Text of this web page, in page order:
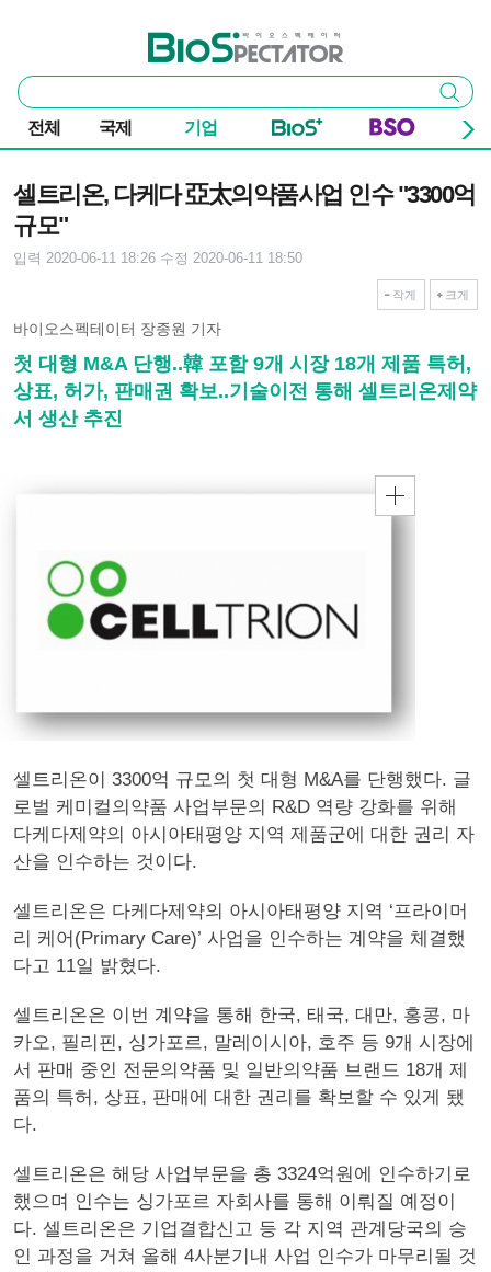
바이오스펙테이터
통
합
검
색
검색
전체 국제 기업
셀트리온, 다케다 亞太의약품사업 인수 "3300억
규모"
입력 2020-06-11 18:26 수정 2020-06-11 18:50
작게 크게
바이오스펙테이터 장종원 기자
첫 대형 M&A 단행..韓 포함 9개 시장 18개 제품 특허,
상표, 허가, 판매권 확보..기술이전 통해 셀트리온제약
서 생산 추진
셀트리온이 3300억 규모의 첫 대형 M&A를 단행했다. 글
로벌 케미컬의약품 사업부문의 R&D 역량 강화를 위해
다케다제약의 아시아태평양 지역 제품군에 대한 권리 자
산을 인수하는 것이다.
셀트리온은 다케다제약의 아시아태평양 지역 ‘프라이머
리 케어(Primary Care)’ 사업을 인수하는 계약을 체결했
다고 11일 밝혔다.
셀트리온은 이번 계약을 통해 한국, 태국, 대만, 홍콩, 마
카오, 필리핀, 싱가포르, 말레이시아, 호주 등 9개 시장에
서 판매 중인 전문의약품 및 일반의약품 브랜드 18개 제
품의 특허, 상표, 판매에 대한 권리를 확보할 수 있게 됐
다.
셀트리온은 해당 사업부문을 총 3324억원에 인수하기로
했으며 인수는 싱가포르 자회사를 통해 이뤄질 예정이
다. 셀트리온은 기업결합신고 등 각 지역 관계당국의 승
인 과정을 거쳐 올해 4사분기내 사업 인수가 마무리될 것